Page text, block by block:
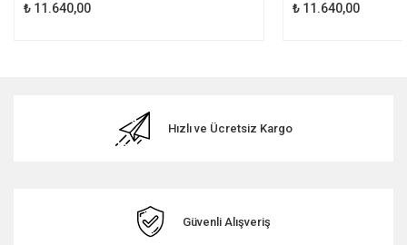
₺ 11.640,00 ₺ 11.640,00
Hızlı ve Ücretsiz Kargo
Güvenli Alışveriş